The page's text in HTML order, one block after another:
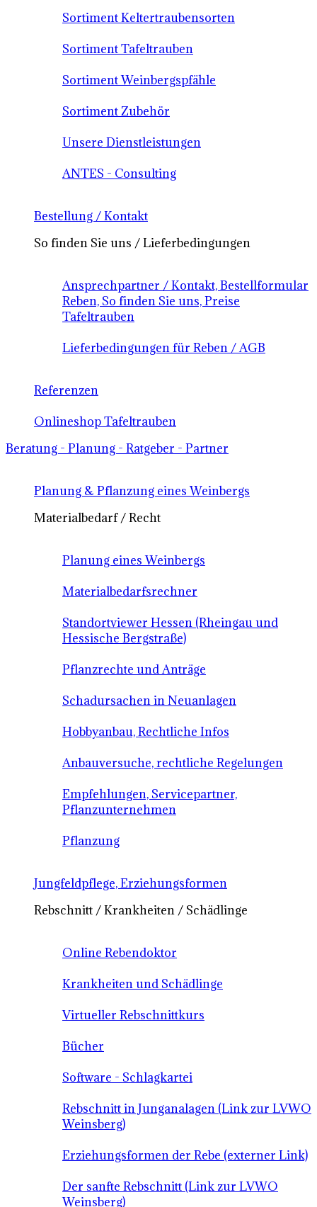
Sortiment Keltertraubensorten
Sortiment Tafeltrauben
Sortiment Weinbergspfähle
Sortiment Zubehör
Unsere Dienstleistungen
ANTES - Consulting
Bestellung / Kontakt
So finden Sie uns / Lieferbedingungen
Ansprechpartner / Kontakt, Bestellformular
Reben, So finden Sie uns, Preise
Tafeltrauben
Lieferbedingungen für Reben / AGB
Referenzen
Onlineshop Tafeltrauben
Beratung - Planung - Ratgeber - Partner
Planung & Pflanzung eines Weinbergs
Materialbedarf / Recht
Planung eines Weinbergs
Materialbedarfsrechner
Standortviewer Hessen (Rheingau und
Hessische Bergstraße)
Pflanzrechte und Anträge
Schadursachen in Neuanlagen
Hobbyanbau, Rechtliche Infos
Anbauversuche, rechtliche Regelungen
Empfehlungen, Servicepartner,
Pflanzunternehmen
Pflanzung
Jungfeldpflege, Erziehungsformen
Rebschnitt / Krankheiten / Schädlinge
Online Rebendoktor
Krankheiten und Schädlinge
Virtueller Rebschnittkurs
Bücher
Software - Schlagkartei
Rebschnitt in Junganalagen (Link zur LVWO
Weinsberg)
Erziehungsformen der Rebe (externer Link)
Der sanfte Rebschnitt (Link zur LVWO
Weinsberg)